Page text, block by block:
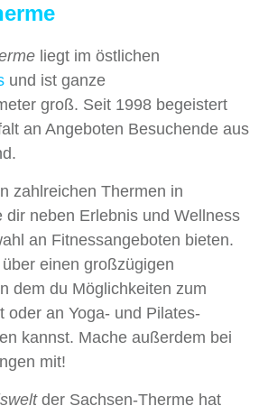
liegt im östlichen
und ist ganze
groß. Seit 1998 begeistert
an Angeboten Besuchende aus
zahlreichen Thermen in
dir neben Erlebnis und Wellness
an Fitnessangeboten bieten.
einen großzügigen
dem du Möglichkeiten zum
oder an Yoga- und Pilates-
kannst. Mache außerdem bei
mit!
der Sachsen-Therme hat